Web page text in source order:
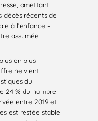
omettant
décès récents de
à l’enfance –
assumée
en plus
ne vient
du
24 % du nombre
entre 2019 et
est restée stable